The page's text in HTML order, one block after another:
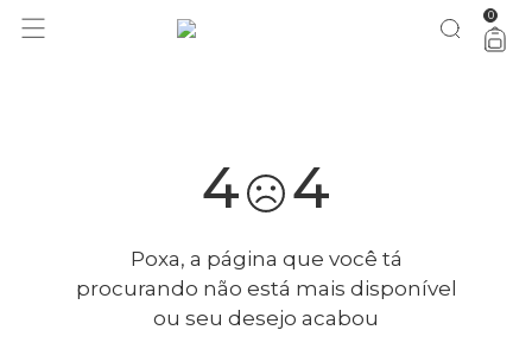
você merece 30% OFF pra comemorar com a gente aproveita! 0
4 4
Poxa, a página que você tá
procurando não está mais disponível
ou seu desejo acabou